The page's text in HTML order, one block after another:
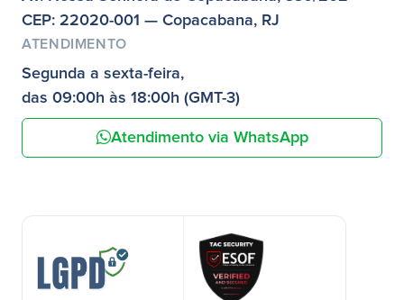
CEP: 22020-001 — Copacabana, RJ
ATENDIMENTO
Segunda a sexta-feira,
das 09:00h às 18:00h (GMT-3)
Atendimento via WhatsApp